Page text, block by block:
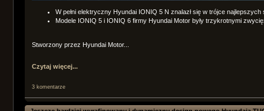
W pełni elektryczny Hyundai IONIQ 5 N znalazł się w trójce
Modele IONIQ 5 i IONIQ 6 firmy Hyundai Motor były trzykrotnymi
Stworzony przez Hyundai Motor...
Czytaj więcej...
3 komentarze